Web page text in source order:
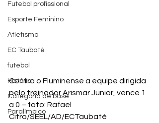
Futebol profissional
Esporte Feminino
Atletismo
EC Taubaté
futebol
História
Categoria de base
Paralímpico
Contra o Fluminense a equipe dirigida
pelo treinador Arismar Junior, vence 1
a 0 – foto: Rafael
Citro/SEEL/AD/ECTaubaté